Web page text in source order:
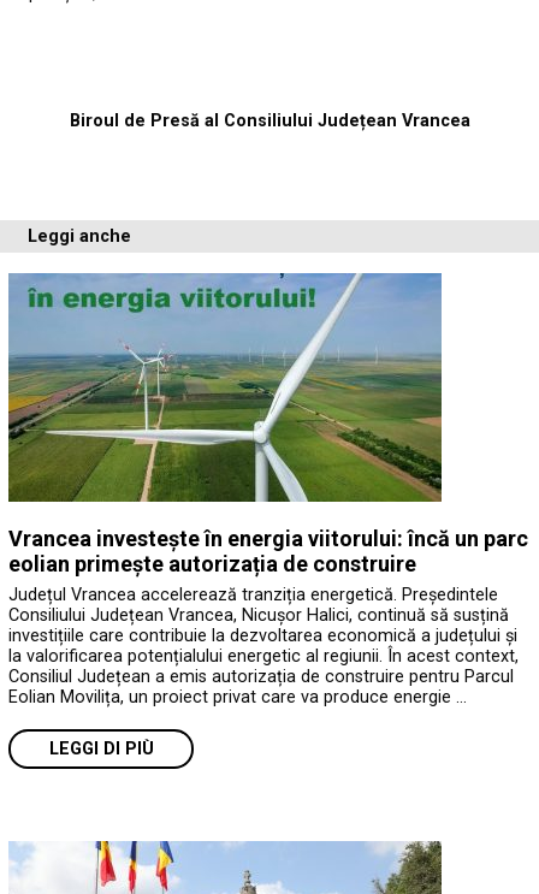
Biroul de Presă al Consiliului Județean Vrancea
Leggi anche
Vrancea investește în energia viitorului: încă un parc
eolian primește autorizația de construire
Județul Vrancea accelerează tranziția energetică. Președintele
Consiliului Județean Vrancea, Nicușor Halici, continuă să susțină
investițiile care contribuie la dezvoltarea economică a județului și
la valorificarea potențialului energetic al regiunii. În acest context,
Consiliul Județean a emis autorizația de construire pentru Parcul
Eolian Movilița, un proiect privat care va produce energie …
LEGGI DI PIÙ